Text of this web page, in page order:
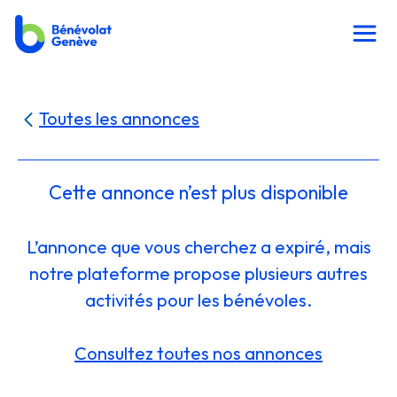
Toutes les annonces
Cette annonce n’est plus disponible
L’annonce que vous cherchez a expiré, mais
notre plateforme propose plusieurs autres
activités pour les bénévoles.
Consultez toutes nos annonces